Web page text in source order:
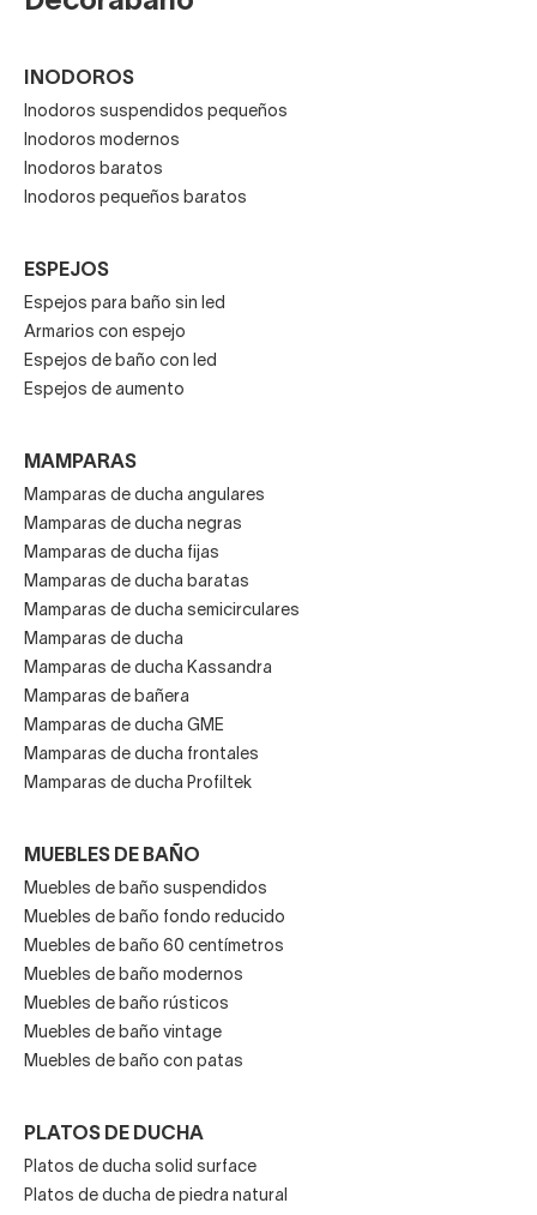
INODOROS
Inodoros suspendidos pequeños
Inodoros modernos
Inodoros baratos
Inodoros pequeños baratos
ESPEJOS
Espejos para baño sin led
Armarios con espejo
Espejos de baño con led
Espejos de aumento
MAMPARAS
Mamparas de ducha angulares
Mamparas de ducha negras
Mamparas de ducha fijas
Mamparas de ducha baratas
Mamparas de ducha semicirculares
Mamparas de ducha
Mamparas de ducha Kassandra
Mamparas de bañera
Mamparas de ducha GME
Mamparas de ducha frontales
Mamparas de ducha Profiltek
MUEBLES DE BAÑO
Muebles de baño suspendidos
Muebles de baño fondo reducido
Muebles de baño 60 centímetros
Muebles de baño modernos
Muebles de baño rústicos
Muebles de baño vintage
Muebles de baño con patas
PLATOS DE DUCHA
Platos de ducha solid surface
Platos de ducha de piedra natural